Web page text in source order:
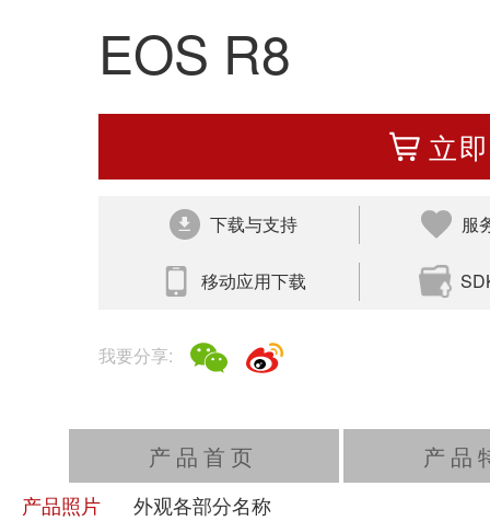
EOS R8
立
下载与支持 服
移动应用下载
我要分享:
产品首页 产品
产品照片 外观各部分名称